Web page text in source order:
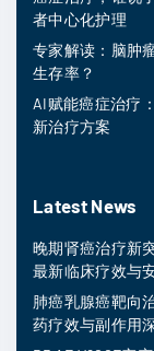
者中心化护理
专家解读：脑肿
生存率？
AI赋能癌症治疗
新治疗方案
Latest News
晚期肾癌治疗新
最新临床疗效与
肺癌乳腺癌靶向
药疗效与副作用